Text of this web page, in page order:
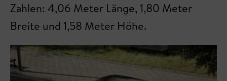
Zahlen: 4,06 Meter Länge, 1,80 Meter
Breite und 1,58 Meter Höhe.